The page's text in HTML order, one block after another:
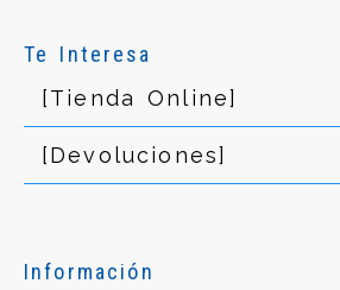
Te Interesa
[Tienda Online]
[Devoluciones]
Información